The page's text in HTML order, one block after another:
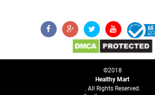
©2018
Healthy Mart
. All Rights Reserved.